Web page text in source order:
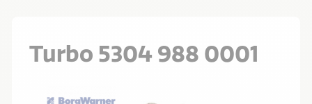
Turbo 5304 988 0001